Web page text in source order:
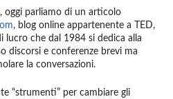
, oggi parliamo di un articolo
, blog online appartenente a TED,
lucro che dal 1984 si dedica alla
discorsi e conferenze brevi ma
la conversazioni.
“strumenti” per cambiare gli